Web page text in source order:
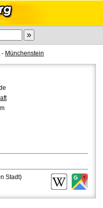
- Münchenstein
Stadt)